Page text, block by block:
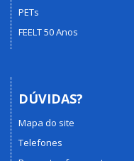
PETs
FEELT 50 Anos
DÚVIDAS?
Mapa do site
Telefones